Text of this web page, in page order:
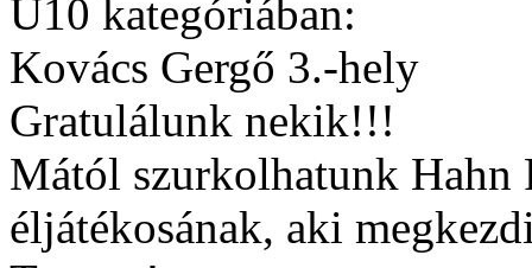
U10 kategóriában:
Kovács Gergő 3.-hely
Gratulálunk nekik!!!
Mától szurkolhatunk Hahn
éljátékosának, aki